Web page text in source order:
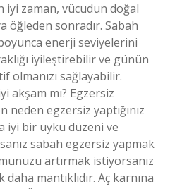
iyi zaman, vücudun doğal
öğleden sonradır. Sabah
enerji seviyelerini
iyileştirebilir ve günün
olmanızı sağlayabilir.
akşam mı? Egzersiz
neden egzersiz yaptığınız
iyi bir uyku düzeni ve
sabah egzersiz yapmak
artırmak istiyorsanız
mantıklıdır. Aç karnına